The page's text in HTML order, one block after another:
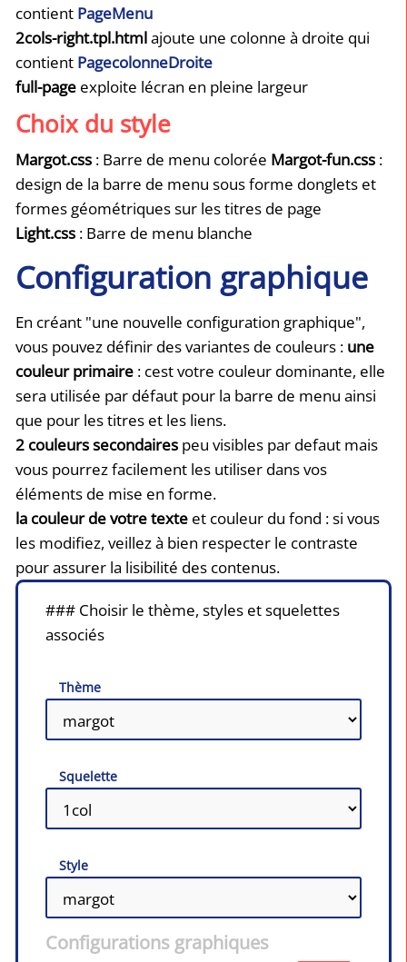
contient PageMenu
2cols-right.tpl.htmlajoute une colonne à droite qui
contient PagecolonneDroite
full-page exploite lécran en pleine largeur
Choix du style
Margot.css : Barre de menu colorée Margot-fun.css :
design de la barre de menu sous forme donglets et
formes géométriques sur les titres de page
Light.css : Barre de menu blanche
Configuration graphique
En créant "une nouvelle configuration graphique",
vous pouvez définir des variantes de couleurs : une
couleur primaire : cest votre couleur dominante, elle
sera utilisée par défaut pour la barre de menu ainsi
que pour les titres et les liens.
2 couleurs secondaires peu visibles par defaut mais
vous pourrez facilement les utiliser dans vos
éléments de mise en forme.
la couleur de votre texte et couleur du fond : si vous
les modifiez, veillez à bien respecter le contraste
pour assurer la lisibilité des contenus.
### Choisir le thème, styles et squelettes
associés
Thème
Squelette
Style
Configurations graphiques